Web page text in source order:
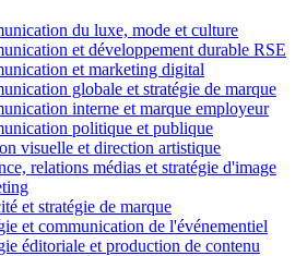
du luxe, mode et culture
et développement durable RSE
et marketing digital
globale et stratégie de marque
interne et marque employeur
politique et publique
visuelle et direction artistique
relations médias et stratégie d'image
et stratégie de marque
et communication de l'événementiel
éditoriale et production de contenu